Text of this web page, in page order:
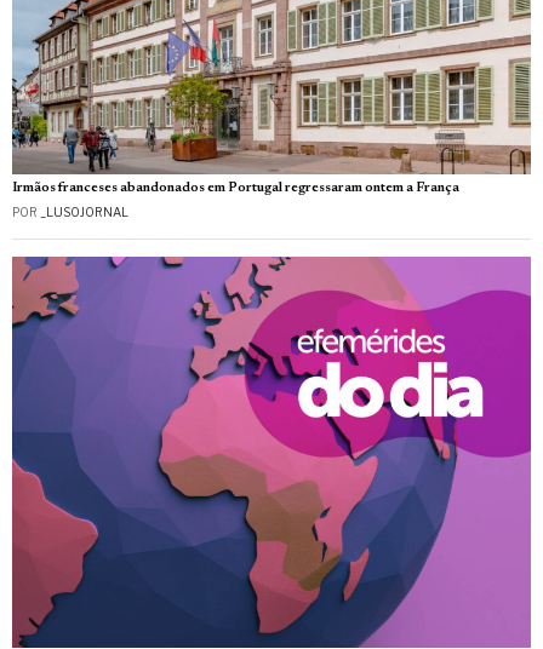
Irmãos franceses abandonados em Portugal regressaram ontem a França
POR _LUSOJORNAL